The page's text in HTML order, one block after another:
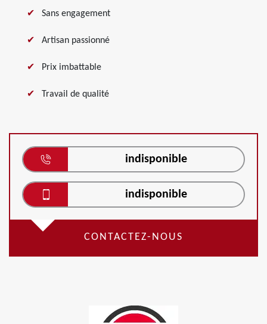
Sans engagement
Artisan passionné
Prix imbattable
Travail de qualité
indisponible
indisponible
CONTACTEZ-NOUS